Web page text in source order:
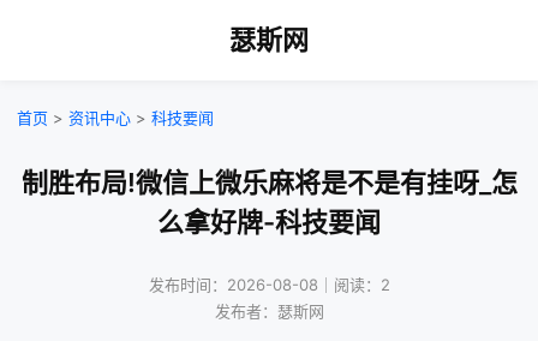
瑟斯网
首页 > 资讯中心 > 科技要闻
制胜布局!微信上微乐麻将是不是有挂呀_怎
么拿好牌-科技要闻
发布时间：2026-08-08｜阅读：2
发布者：瑟斯网